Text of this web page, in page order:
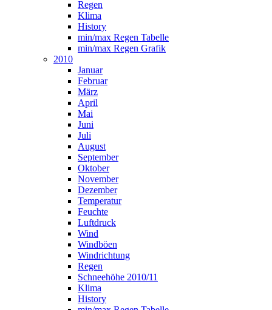
Regen
Klima
History
min/max Regen Tabelle
min/max Regen Grafik
2010
Januar
Februar
März
April
Mai
Juni
Juli
August
September
Oktober
November
Dezember
Temperatur
Feuchte
Luftdruck
Wind
Windböen
Windrichtung
Regen
Schneehöhe 2010/11
Klima
History